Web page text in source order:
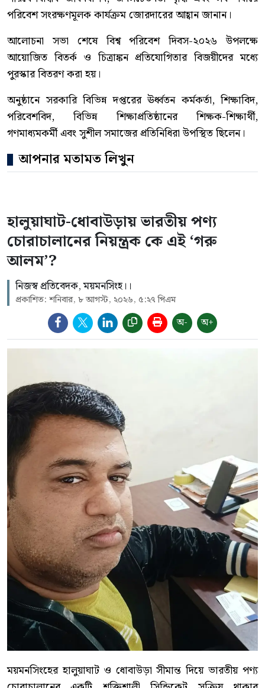
পরিবেশ সংরক্ষণমূলক কার্যক্রম জোরদারের আহ্বান জানান।
আলোচনা সভা শেষে বিশ্ব পরিবেশ দিবস-২০২৬ উপলক্ষে
আয়োজিত বিতর্ক ও চিত্রাঙ্কন প্রতিযোগিতার বিজয়ীদের মধ্যে
পুরস্কার বিতরণ করা হয়।
অনুষ্ঠানে সরকারি বিভিন্ন দপ্তরের ঊর্ধ্বতন কর্মকর্তা, শিক্ষাবিদ,
পরিবেশবিদ, বিভিন্ন শিক্ষাপ্রতিষ্ঠানের শিক্ষক-শিক্ষার্থী,
গণমাধ্যমকর্মী এবং সুশীল সমাজের প্রতিনিধিরা উপস্থিত ছিলেন।
আপনার মতামত লিখুন
হালুয়াঘাট-ধোবাউড়ায় ভারতীয় পণ্য
চোরাচালানের নিয়ন্ত্রক কে এই ‘গরু
আলম’?
নিজস্ব প্রতিবেদক, ময়মনসিংহ।।
প্রকাশিত: শনিবার, ৮ আগস্ট, ২০২৬, ৫:২৭ পিএম
অ- অ+
ময়মনসিংহের হালুয়াঘাট ও ধোবাউড়া সীমান্ত দিয়ে ভারতীয় পণ্য